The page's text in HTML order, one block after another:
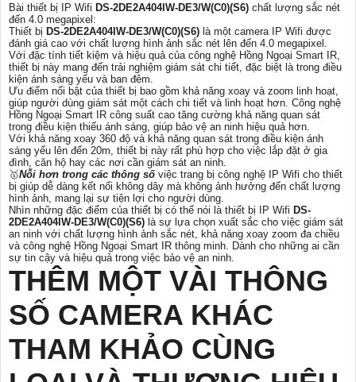
Bài thiết bị IP Wifi DS-2DE2A404IW-DE3/W(C0)(S6) chất lượng sắc nét
đến 4.0 megapixel:
Thiết bị DS-2DE2A404IW-DE3/W(C0)(S6) là một camera IP Wifi được
đánh giá cao với chất lượng hình ảnh sắc nét lên đến 4.0 megapixel.
Với đặc tính tiết kiệm và hiệu quả của công nghệ Hồng Ngoại Smart IR,
thiết bị này mang đến trải nghiệm giám sát chi tiết, đặc biệt là trong điều
kiện ánh sáng yếu và ban đêm.
Ưu điểm nổi bật của thiết bị bao gồm khả năng xoay và zoom linh hoạt,
giúp người dùng giám sát một cách chi tiết và linh hoạt hơn. Công nghệ
Hồng Ngoại Smart IR công suất cao tăng cường khả năng quan sát
trong điều kiện thiếu ánh sáng, giúp bảo vệ an ninh hiệu quả hơn.
Với khả năng xoay 360 độ và khả năng quan sát trong điều kiện ánh
sáng yếu lên đến 20m, thiết bị này rất phù hợp cho việc lắp đặt ở gia
đình, căn hộ hay các nơi cần giám sát an ninh.
🥇️Nỗi hơn trong các thông sốviệc trang bị công nghệ IP Wifi cho thiết
bị giúp dễ dàng kết nối không dây mà không ảnh hưởng đến chất lượng
hình ảnh, mang lại sự tiện lợi cho người dùng.
Nhìn những đặc điểm của thiết bị có thể nói là thiết bị IP Wifi DS-
2DE2A404IW-DE3/W(C0)(S6) là sự lựa chọn xuất sắc cho việc giám sát
an ninh với chất lượng hình ảnh sắc nét, khả năng xoay zoom đa chiều
và công nghệ Hồng Ngoại Smart IR thông minh. Dành cho những ai cần
sự tin cậy và hiệu quả trong việc bảo vệ an ninh.
THÊM MỘT VÀI THÔNG
SỐ CAMERA KHÁC
THAM KHẢO CÙNG